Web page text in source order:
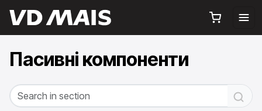
Пасивні компоненти